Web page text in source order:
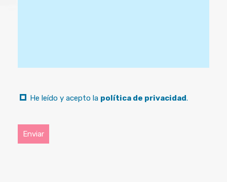
He leído y acepto la política de privacidad.